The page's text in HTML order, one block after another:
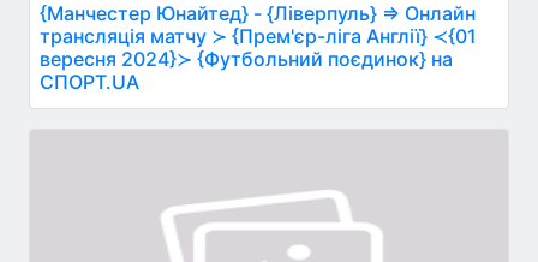
{Манчестер Юнайтед} - {Ліверпуль} ⇒ Онлайн
трансляція матчу ≻ {Прем'єр-ліга Англії} ≺{01
вересня 2024}≻ {Футбольний поєдинок} на
СПОРТ.UA